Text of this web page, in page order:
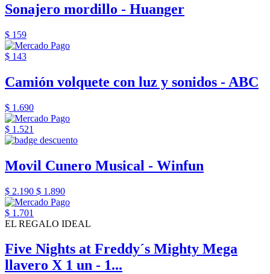
Sonajero mordillo - Huanger
$ 159
$ 143
Camión volquete con luz y sonidos - ABC
$ 1.690
$ 1.521
Movil Cunero Musical - Winfun
$ 2.190 $ 1.890
$ 1.701
EL REGALO IDEAL
Five Nights at Freddy´s Mighty Mega
llavero X 1 un - 1...